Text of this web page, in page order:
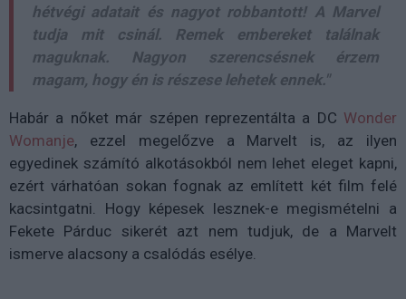
hétvégi adatait és nagyot robbantott! A Marvel
tudja mit csinál. Remek embereket találnak
maguknak. Nagyon szerencsésnek érzem
magam, hogy én is részese lehetek ennek."
Habár a nőket már szépen reprezentálta a DC Wonder
Womanje, ezzel megelőzve a Marvelt is, az ilyen
egyedinek számító alkotásokból nem lehet eleget kapni,
ezért várhatóan sokan fognak az említett két film felé
kacsintgatni. Hogy képesek lesznek-e megismételni a
Fekete Párduc sikerét azt nem tudjuk, de a Marvelt
ismerve alacsony a csalódás esélye.